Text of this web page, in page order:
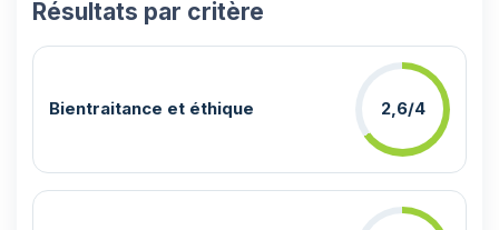
Résultats par critère
Bientraitance et éthique 2,6/4